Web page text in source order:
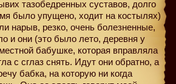
тазобедренных суставов, долго
было упущено, ходит на костылях)
нарыв, резко, очень болезненные,
и они (это было лето, деревня у
бабушке, которая вправляла
с сглаз снять. Идут они обратно, а
бабка, на которую ни когда